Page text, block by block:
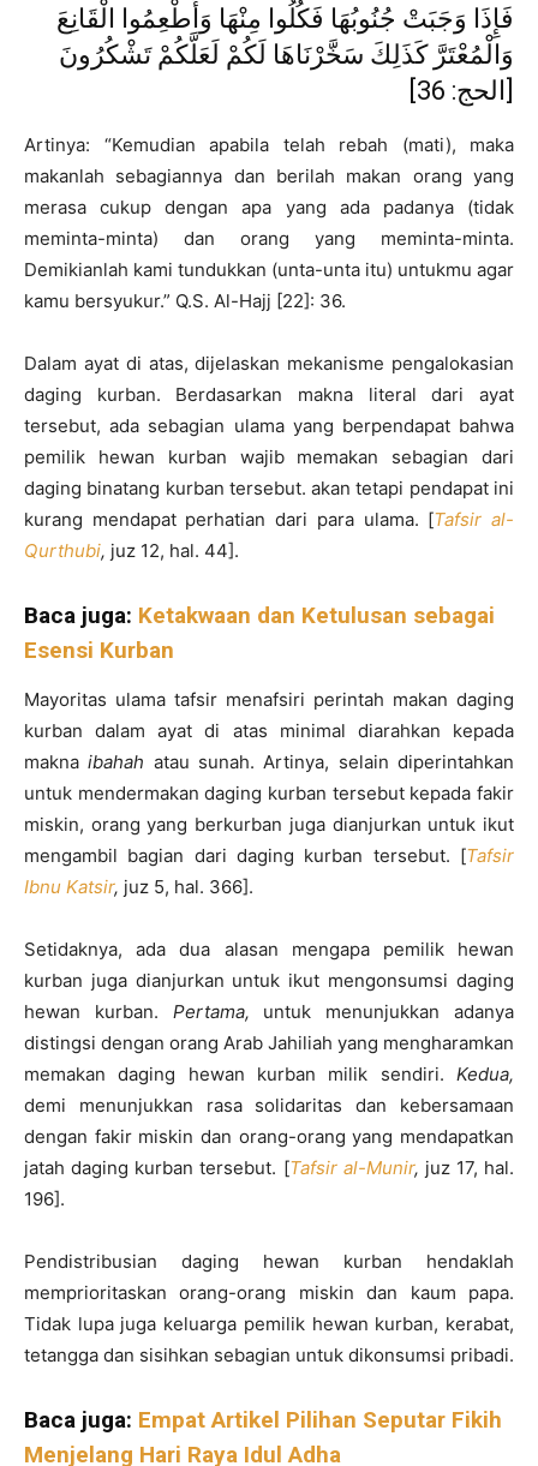
فَإِذَا وَجَبَتْ جُنُوبُهَا فَكُلُوا مِنْهَا وَأَطْعِمُوا الْقَانِعَ
وَالْمُعْتَرَّ كَذَلِكَ سَخَّرْنَاهَا لَكُمْ لَعَلَّكُمْ تَشْكُرُونَ
[الحج: 36]
Artinya: “Kemudian apabila telah rebah (mati), maka
makanlah sebagiannya dan berilah makan orang yang
merasa cukup dengan apa yang ada padanya (tidak
meminta-minta) dan orang yang meminta-minta.
Demikianlah kami tundukkan (unta-unta itu) untukmu agar
kamu bersyukur.” Q.S. Al-Hajj [22]: 36.
Dalam ayat di atas, dijelaskan mekanisme pengalokasian
daging kurban. Berdasarkan makna literal dari ayat
tersebut, ada sebagian ulama yang berpendapat bahwa
pemilik hewan kurban wajib memakan sebagian dari
daging binatang kurban tersebut. akan tetapi pendapat ini
kurang mendapat perhatian dari para ulama. [Tafsir al-
Qurthubi, juz 12, hal. 44].
Baca juga: Ketakwaan dan Ketulusan sebagai
Esensi Kurban
Mayoritas ulama tafsir menafsiri perintah makan daging
kurban dalam ayat di atas minimal diarahkan kepada
maknaibahah atau sunah. Artinya, selain diperintahkan
untuk mendermakan daging kurban tersebut kepada fakir
miskin, orang yang berkurban juga dianjurkan untuk ikut
mengambil bagian dari daging kurban tersebut. [Tafsir
Ibnu Katsir, juz 5, hal. 366].
Setidaknya, ada dua alasan mengapa pemilik hewan
kurban juga dianjurkan untuk ikut mengonsumsi daging
hewan kurban. Pertama, untuk menunjukkan adanya
distingsi dengan orang Arab Jahiliah yang mengharamkan
memakan daging hewan kurban milik sendiri. Kedua,
demi menunjukkan rasa solidaritas dan kebersamaan
dengan fakir miskin dan orang-orang yang mendapatkan
jatah daging kurban tersebut. [Tafsir al-Munir, juz 17, hal.
196].
Pendistribusian daging hewan kurban hendaklah
memprioritaskan orang-orang miskin dan kaum papa.
Tidak lupa juga keluarga pemilik hewan kurban, kerabat,
tetangga dan sisihkan sebagian untuk dikonsumsi pribadi.
Baca juga: Empat Artikel Pilihan Seputar Fikih
Menjelang Hari Raya Idul Adha